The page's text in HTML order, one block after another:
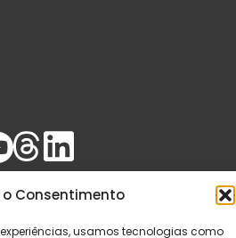
o Consentimento
usamos tecnologias como